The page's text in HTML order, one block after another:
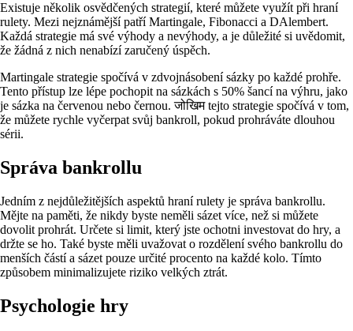
Existuje několik osvědčených strategií, které můžete využít při hraní
rulety. Mezi nejznámější patří Martingale, Fibonacci a DAlembert.
Každá strategie má své výhody a nevýhody, a je důležité si uvědomit,
že žádná z nich nenabízí zaručený úspěch.
Martingale strategie spočívá v zdvojnásobení sázky po každé prohře.
Tento přístup lze lépe pochopit na sázkách s 50% šancí na výhru, jako
je sázka na červenou nebo černou. जोखिम tejto strategie spočívá v tom,
že můžete rychle vyčerpat svůj bankroll, pokud prohráváte dlouhou
sérii.
Správa bankrollu
Jedním z nejdůležitějších aspektů hraní rulety je správa bankrollu.
Mějte na paměti, že nikdy byste neměli sázet více, než si můžete
dovolit prohrát. Určete si limit, který jste ochotni investovat do hry, a
držte se ho. Také byste měli uvažovat o rozdělení svého bankrollu do
menších částí a sázet pouze určité procento na každé kolo. Tímto
způsobem minimalizujete riziko velkých ztrát.
Psychologie hry